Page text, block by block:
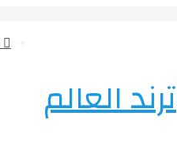
ترند العالم